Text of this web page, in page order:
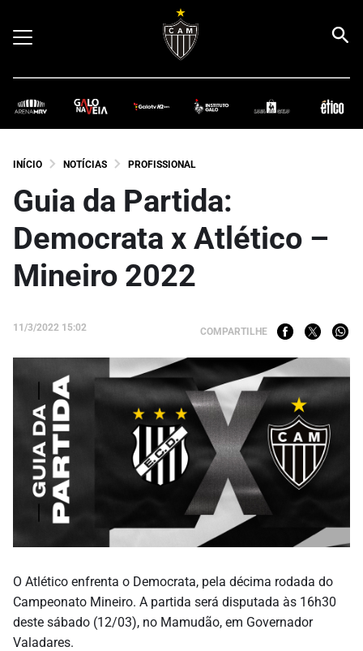
INÍCIO NOTÍCIAS PROFISSIONAL
Guia da Partida:
Democrata x Atlético –
Mineiro 2022
11/3/2022 15:02 COMPARTILHE
O Atlético enfrenta o Democrata, pela décima rodada do
Campeonato Mineiro. A partida será disputada às 16h30
deste sábado (12/03), no Mamudão, em Governador
Valadares.